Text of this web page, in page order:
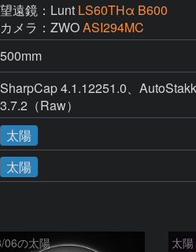
望遠鏡：Lunt LS60THα B600
カメラ：ZWOASI294MC
500mm
SharpCap 4.1.12251.0、
3.7.2（Raw）
太陽
太陽
06の太陽 太陽